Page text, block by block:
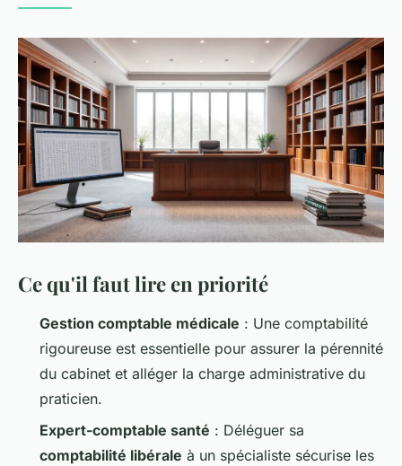
Ce qu'il faut lire en priorité
Gestion comptable médicale : Une comptabilité
rigoureuse est essentielle pour assurer la pérennité
du cabinet et alléger la charge administrative du
praticien.
Expert-comptable santé : Déléguer sa
comptabilité libérale à un spécialiste sécurise les